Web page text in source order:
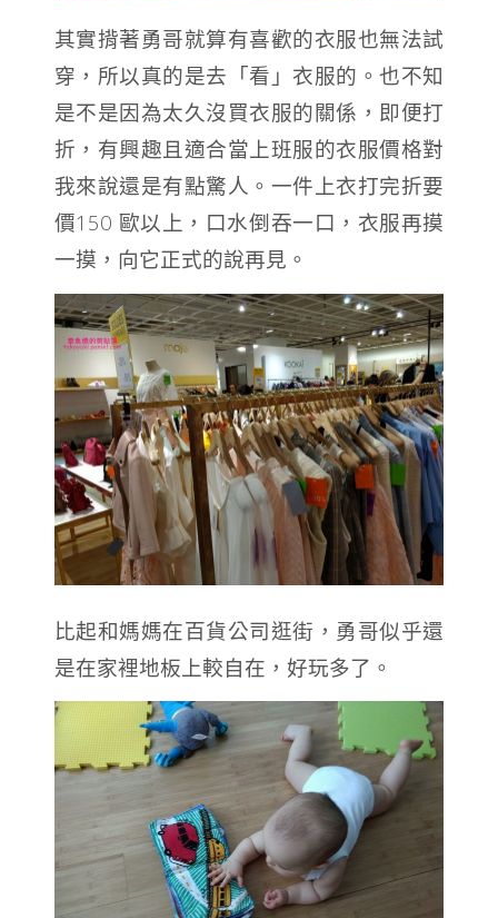
其實揹著勇哥就算有喜歡的衣服也無法試
穿，所以真的是去「看」衣服的。也不知
是不是因為太久沒買衣服的關係，即便打
折，有興趣且適合當上班服的衣服價格對
我來說還是有點驚人。一件上衣打完折要
價150 歐以上，口水倒吞一口，衣服再摸
一摸，向它正式的說再見。
比起和媽媽在百貨公司逛街，勇哥似乎還
是在家裡地板上較自在，好玩多了。